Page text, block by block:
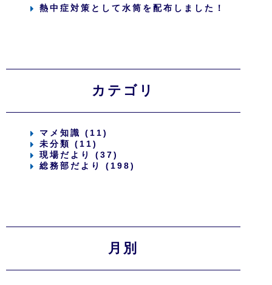
熱中症対策として水筒を配布しました！
カテゴリ
マメ知識 (11)
未分類 (11)
現場だより (37)
総務部だより (198)
月別